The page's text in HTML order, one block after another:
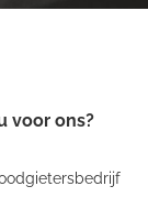
voor ons?